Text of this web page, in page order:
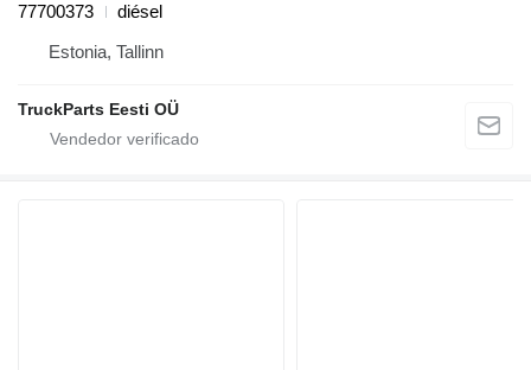
77700373
diésel
Estonia, Tallinn
TruckParts Eesti OÜ